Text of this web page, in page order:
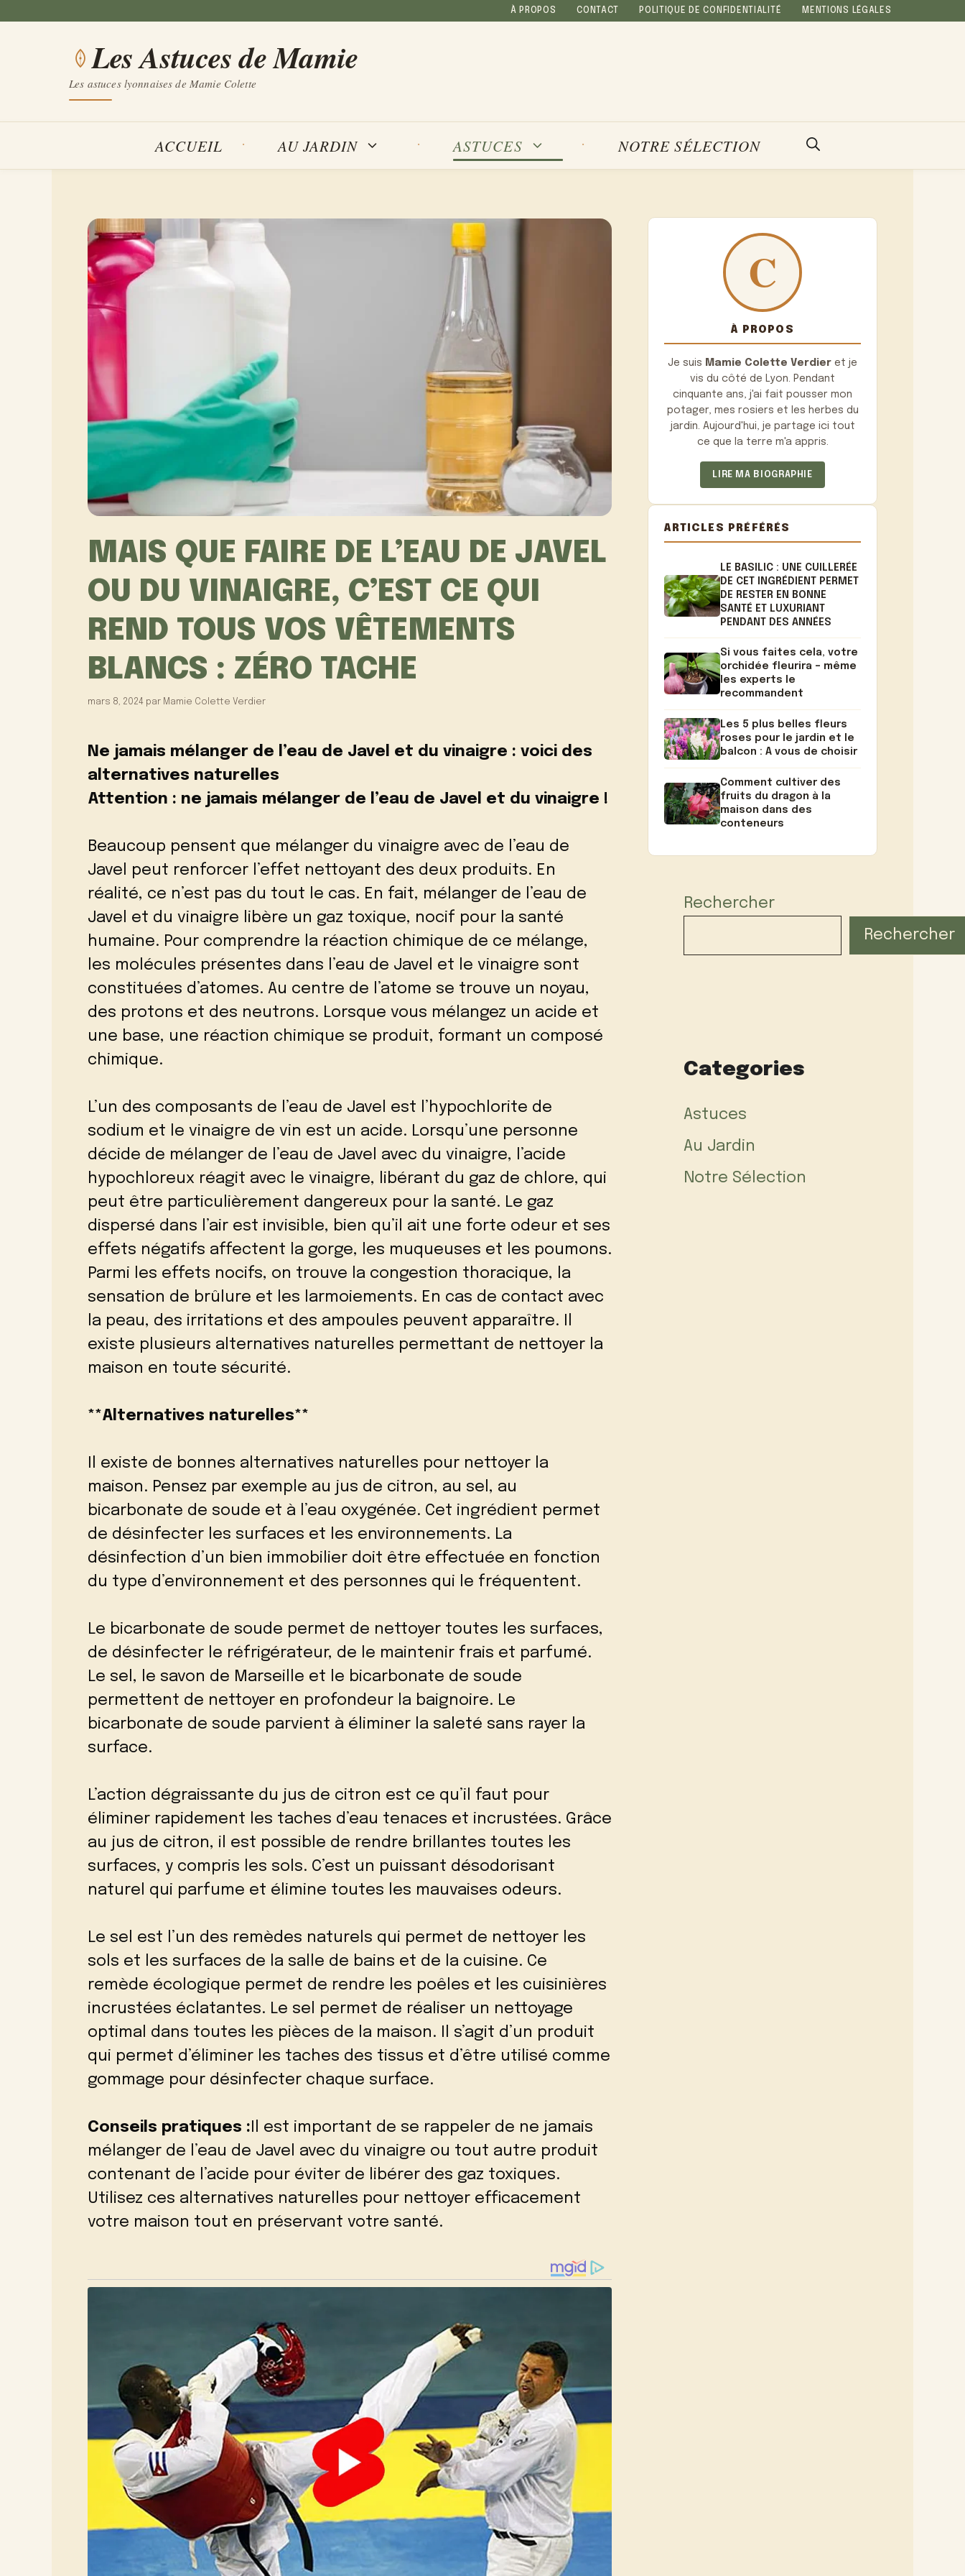
À PROPOS CONTACT POLITIQUE DE CONFIDENTIALITÉ MENTIONS LÉGALES
Les Astuces de Mamie
Les astuces lyonnaises de Mamie Colette
ACCUEIL AU JARDIN ASTUCES NOTRE SÉLECTION
MAIS QUE FAIRE DE L’EAU DE JAVEL
OU DU VINAIGRE, C’EST CE QUI
REND TOUS VOS VÊTEMENTS
BLANCS : ZÉRO TACHE
mars 8, 2024 par Mamie Colette Verdier
Ne jamais mélanger de l’eau de Javel et du vinaigre : voici des
alternatives naturelles
Attention : ne jamais mélanger de l’eau de Javel et du vinaigre !
Beaucoup pensent que mélanger du vinaigre avec de l’eau de
Javel peut renforcer l’effet nettoyant des deux produits. En
réalité, ce n’est pas du tout le cas. En fait, mélanger de l’eau de
Javel et du vinaigre libère un gaz toxique, nocif pour la santé
humaine. Pour comprendre la réaction chimique de ce mélange,
les molécules présentes dans l’eau de Javel et le vinaigre sont
constituées d’atomes. Au centre de l’atome se trouve un noyau,
des protons et des neutrons. Lorsque vous mélangez un acide et
une base, une réaction chimique se produit, formant un composé
chimique.
L’un des composants de l’eau de Javel est l’hypochlorite de
sodium et le vinaigre de vin est un acide. Lorsqu’une personne
décide de mélanger de l’eau de Javel avec du vinaigre, l’acide
hypochloreux réagit avec le vinaigre, libérant du gaz de chlore, qui
peut être particulièrement dangereux pour la santé. Le gaz
dispersé dans l’air est invisible, bien qu’il ait une forte odeur et ses
effets négatifs affectent la gorge, les muqueuses et les poumons.
Parmi les effets nocifs, on trouve la congestion thoracique, la
sensation de brûlure et les larmoiements. En cas de contact avec
la peau, des irritations et des ampoules peuvent apparaître. Il
existe plusieurs alternatives naturelles permettant de nettoyer la
maison en toute sécurité.
**Alternatives naturelles**
Il existe de bonnes alternatives naturelles pour nettoyer la
maison. Pensez par exemple au jus de citron, au sel, au
bicarbonate de soude et à l’eau oxygénée. Cet ingrédient permet
de désinfecter les surfaces et les environnements. La
désinfection d’un bien immobilier doit être effectuée en fonction
du type d’environnement et des personnes qui le fréquentent.
Le bicarbonate de soude permet de nettoyer toutes les surfaces,
de désinfecter le réfrigérateur, de le maintenir frais et parfumé.
Le sel, le savon de Marseille et le bicarbonate de soude
permettent de nettoyer en profondeur la baignoire. Le
bicarbonate de soude parvient à éliminer la saleté sans rayer la
surface.
L’action dégraissante du jus de citron est ce qu’il faut pour
éliminer rapidement les taches d’eau tenaces et incrustées. Grâce
au jus de citron, il est possible de rendre brillantes toutes les
surfaces, y compris les sols. C’est un puissant désodorisant
naturel qui parfume et élimine toutes les mauvaises odeurs.
Le sel est l’un des remèdes naturels qui permet de nettoyer les
sols et les surfaces de la salle de bains et de la cuisine. Ce
remède écologique permet de rendre les poêles et les cuisinières
incrustées éclatantes. Le sel permet de réaliser un nettoyage
optimal dans toutes les pièces de la maison. Il s’agit d’un produit
qui permet d’éliminer les taches des tissus et d’être utilisé comme
gommage pour désinfecter chaque surface.
Conseils pratiques : Il est important de se rappeler de ne jamais
mélanger de l’eau de Javel avec du vinaigre ou tout autre produit
contenant de l’acide pour éviter de libérer des gaz toxiques.
Utilisez ces alternatives naturelles pour nettoyer efficacement
votre maison tout en préservant votre santé.
À PROPOS
Je suis Mamie Colette Verdier et je
vis du côté de Lyon. Pendant
cinquante ans, j'ai fait pousser mon
potager, mes rosiers et les herbes du
jardin. Aujourd'hui, je partage ici tout
ce que la terre m'a appris.
LIRE MA BIOGRAPHIE
ARTICLES PRÉFÉRÉS
LE BASILIC : UNE CUILLERÉE
DE CET INGRÉDIENT PERMET
DE RESTER EN BONNE
SANTÉ ET LUXURIANT
PENDANT DES ANNÉES
Si vous faites cela, votre
orchidée fleurira – même
les experts le
recommandent
Les 5 plus belles fleurs
roses pour le jardin et le
balcon : A vous de choisir
Comment cultiver des
fruits du dragon à la
maison dans des
conteneurs
Rechercher
Rechercher
Categories
Astuces
Au Jardin
Notre Sélection